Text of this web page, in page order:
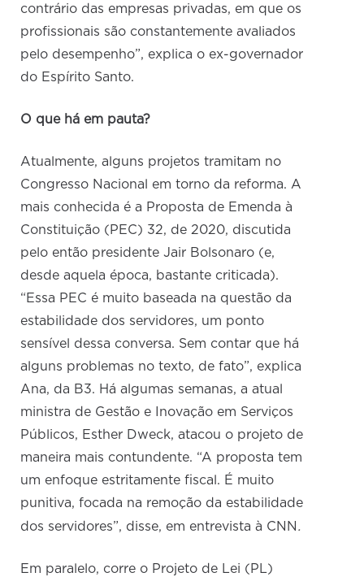
contrário das empresas privadas, em que os
profissionais são constantemente avaliados
pelo desempenho”, explica o ex-governador
do Espírito Santo.
O que há em pauta?
Atualmente, alguns projetos tramitam no
Congresso Nacional em torno da reforma. A
mais conhecida é a Proposta de Emenda à
Constituição (PEC) 32, de 2020, discutida
pelo então presidente Jair Bolsonaro (e,
desde aquela época, bastante criticada).
“Essa PEC é muito baseada na questão da
estabilidade dos servidores, um ponto
sensível dessa conversa. Sem contar que há
alguns problemas no texto, de fato”, explica
Ana, da B3. Há algumas semanas, a atual
ministra de Gestão e Inovação em Serviços
Públicos, Esther Dweck, atacou o projeto de
maneira mais contundente. “A proposta tem
um enfoque estritamente fiscal. É muito
punitiva, focada na remoção da estabilidade
dos servidores”, disse, em entrevista à CNN .
Em paralelo, corre o Projeto de Lei (PL)